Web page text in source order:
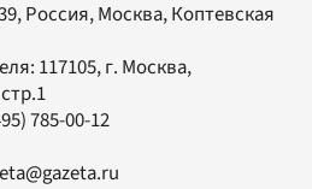
Россия, Москва, Коптевская
117105, г. Москва,
785-00-12